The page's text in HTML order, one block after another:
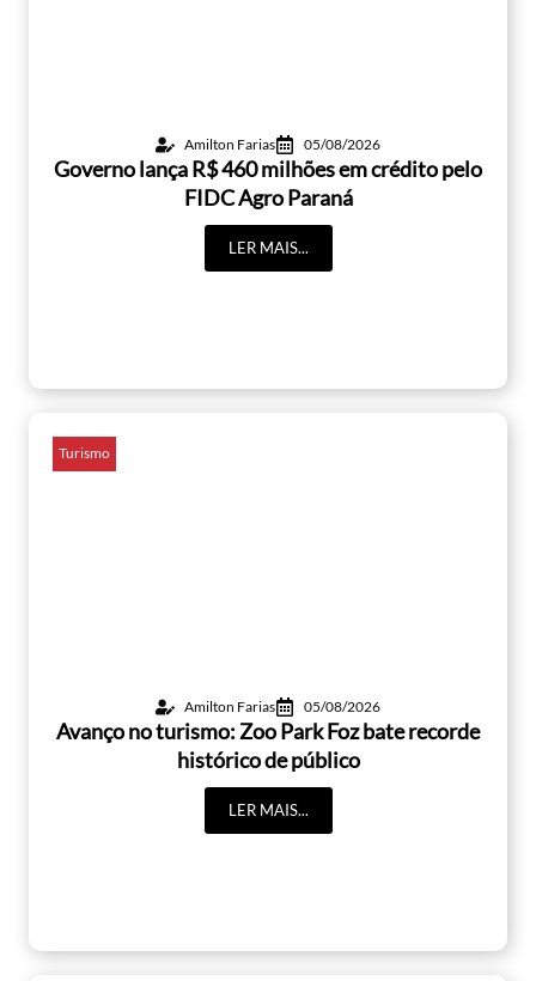
Amilton Farias 05/08/2026
Governo lança R$ 460 milhões em crédito pelo
FIDC Agro Paraná
LER MAIS...
Turismo
Amilton Farias 05/08/2026
Avanço no turismo: Zoo Park Foz bate recorde
histórico de público
LER MAIS...